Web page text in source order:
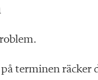
terminen räcker